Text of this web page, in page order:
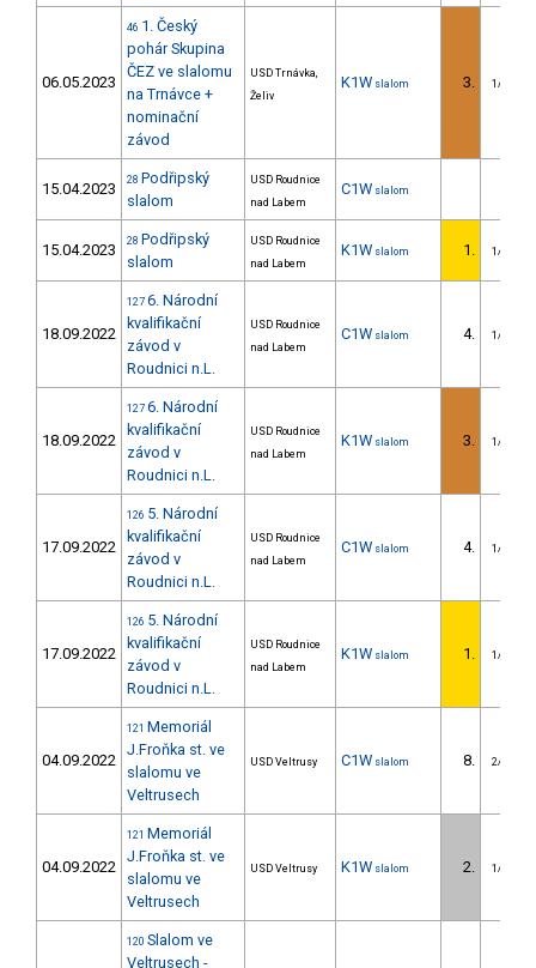
06.05.2023
46 1. Český
pohár Skupina
ČEZ ve slalomu
na Trnávce +
nominační
závod
USD Trnávka,
Želiv
K1W slalom 3. 1/U23
15.04.2023 28 Podřipský
slalom
USD Roudnice
nad Labem
C1W slalom
15.04.2023 28 Podřipský
slalom
USD Roudnice
nad Labem
K1W slalom 1. 1/U23
18.09.2022
127 6. Národní
kvalifikační
závod v
Roudnici n.L.
USD Roudnice
nad Labem
C1W slalom 4. 1/U23
18.09.2022
127 6. Národní
kvalifikační
závod v
Roudnici n.L.
USD Roudnice
nad Labem
K1W slalom 3. 1/U23
17.09.2022
126 5. Národní
kvalifikační
závod v
Roudnici n.L.
USD Roudnice
nad Labem
C1W slalom 4. 1/U23
17.09.2022
126 5. Národní
kvalifikační
závod v
Roudnici n.L.
USD Roudnice
nad Labem
K1W slalom 1. 1/U23
04.09.2022
121 Memoriál
J.Froňka st. ve
slalomu ve
Veltrusech
USD Veltrusy C1W slalom 8. 2/U23
04.09.2022
121 Memoriál
J.Froňka st. ve
slalomu ve
Veltrusech
USD Veltrusy K1W slalom 2. 1/U23
120 Slalom ve
Veltrusech -